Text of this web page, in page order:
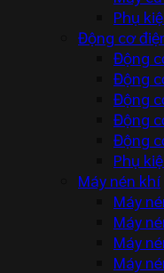
Phụ
Động cơ
Động
Động
Động
Động
Động
Phụ
Máy nén khí
Máy
Máy
Máy
Máy